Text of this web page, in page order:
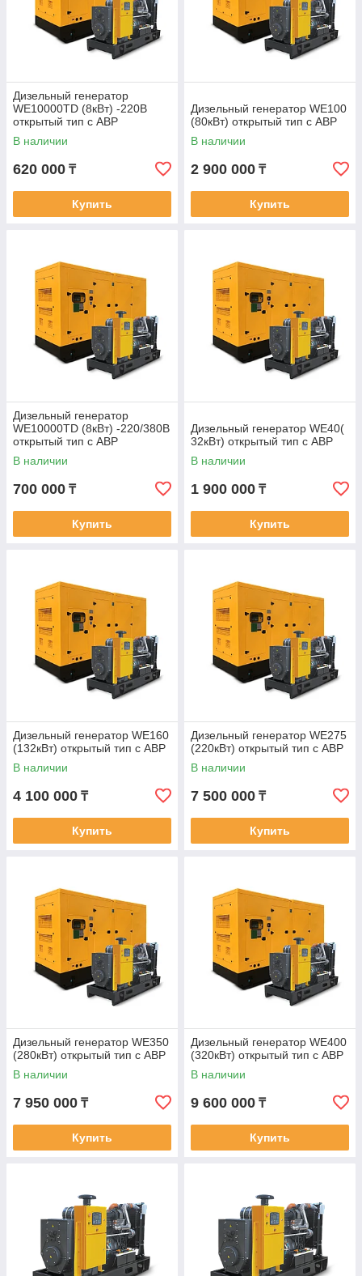
Дизельный генератор
WE10000TD (8кВт) -220В
открытый тип с АВР
В наличии
620 000 ₸
Купить
Дизельный генератор WE100
(80кВт) открытый тип с АВР
В наличии
2 900 000 ₸
Купить
Дизельный генератор
WE10000TD (8кВт) -220/380В
открытый тип с АВР
В наличии
700 000 ₸
Купить
Дизельный генератор WE40(
32кВт) открытый тип с АВР
В наличии
1 900 000 ₸
Купить
Дизельный генератор WE160
(132кВт) открытый тип с АВР
В наличии
4 100 000 ₸
Купить
Дизельный генератор WE275
(220кВт) открытый тип с АВР
В наличии
7 500 000 ₸
Купить
Дизельный генератор WE350
(280кВт) открытый тип с АВР
В наличии
7 950 000 ₸
Купить
Дизельный генератор WE400
(320кВт) открытый тип с АВР
В наличии
9 600 000 ₸
Купить